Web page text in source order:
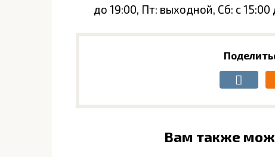
до 19:00, Пт: выходной, Сб: с
Вам также